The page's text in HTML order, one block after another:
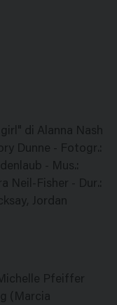
di Alanna Nash
Dunne - Fotogr.:
- Mus.:
Neil-Fisher - Dur.:
Jordan
Pfeiffer
(Marcia